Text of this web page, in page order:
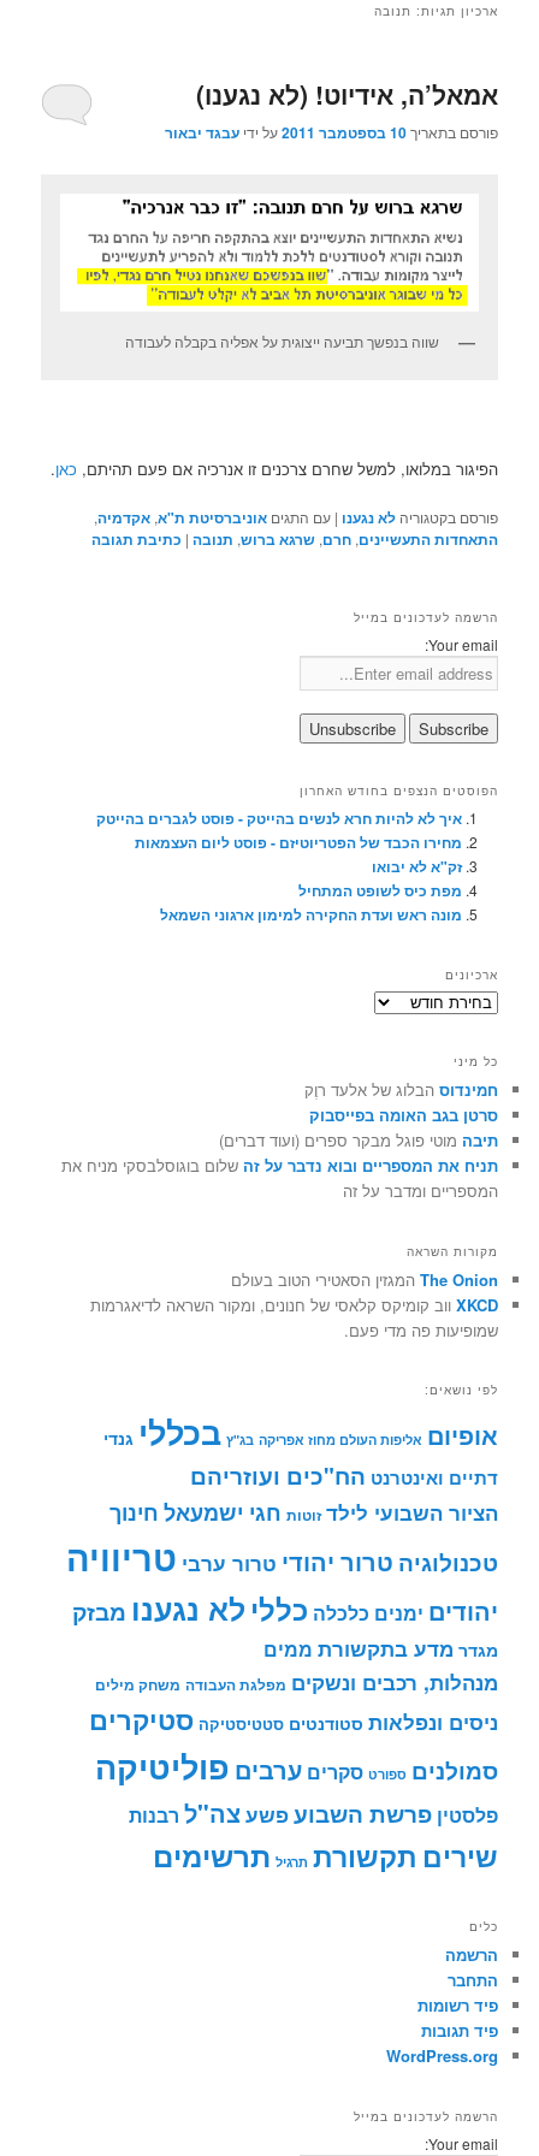
ארכיון תגיות: תנובה
אמאל’ה, אידיוט! (לא נגענו)
פורסם בתאריך10 בספטמבר 2011 על ידיעבגד יבאור
שווה בנפשך תביעה ייצוגית על אפליה בקבלה לעבודה
הפיגור במלואו, למשל שחרם צרכנים זו אנרכיה אם פעם תהיתם, כאן.
פורסם בקטגוריה לא נגענו |עם התגים אוניברסיטת ת"א,אקדמיה,
התאחדות התעשיינים,חרם,שרגא ברוש, תנובה | כתיבת תגובה
הרשמה לעדכונים במייל
Your email:
הפוסטים הנצפים בחודש האחרון
איך לא להיות חרא לנשים בהייטק - פוסט לגברים בהייטק
מחירו הכבד של הפטריוטיזם - פוסט ליום העצמאות
זק"א לא יבואו
מפת כיס לשופט המתחיל
מונה ראש ועדת החקירה למימון ארגוני השמאל
ארכיונים
ארכיונים
כל מיני
חמינדוס הבלוג של אלעד רוֶק
סרטן בגב האומה בפייסבוק
תיבה מוטי פוגל מבקר ספרים (ועוד דברים)
תניח את המספריים ובוא נדבר על זה שלום בוגוסלבסקי מניח את
המספריים ומדבר על זה
מקורות השראה
The Onion המגזין הסאטירי הטוב בעולם
XKCD ווב קומיקס קלאסי של חנונים, ומקור השראה לדיאגרמות
שמופיעות פה מדי פעם.
לפי נושאים:
אופיום אליפות העולם מחוז אפריקה בג"ץ בכללי גנדי
דתיים ואינטרנט הח"כים ועוזריהם
הציור השבועי לילד זוטות חגי ישמעאל חינוך
טכנולוגיה טרור יהודי טרור ערבי טריוויה
יהודים ימנים כלכלה כללי לא נגענו מבזק
מגדר מדע בתקשורת ממים
מנהלות, רכבים ונשקים מפלגת העבודה משחק מילים
ניסים ונפלאות סטודנטים סטטיסטיקה סטיקרים
סמולנים ספורט סקרים ערבים פוליטיקה
פלסטין פרשת השבועפשעצה"ל רבנות
שירים תקשורת תרגיל תרשימים
כלים
הרשמה
התחבר
פיד רשומות
פיד תגובות
WordPress.org
הרשמה לעדכונים במייל
Your email: